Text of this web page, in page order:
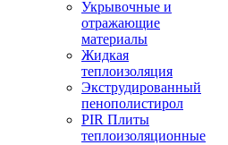
Укрывочные и
отражающие
материалы
Жидкая
теплоизоляция
Экструдированный
пенополистирол
PIR Плиты
теплоизоляционные